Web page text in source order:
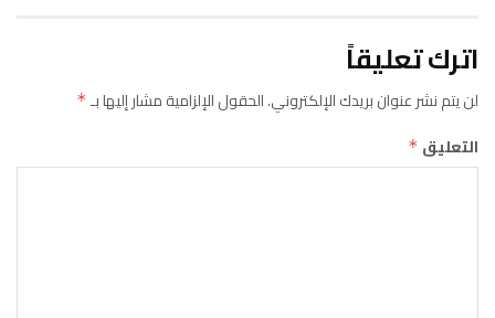
اترك تعليقاً
لن يتم نشر عنوان بريدك الإلكتروني.الحقول الإلزامية مشار إليها بـ*
التعليق *